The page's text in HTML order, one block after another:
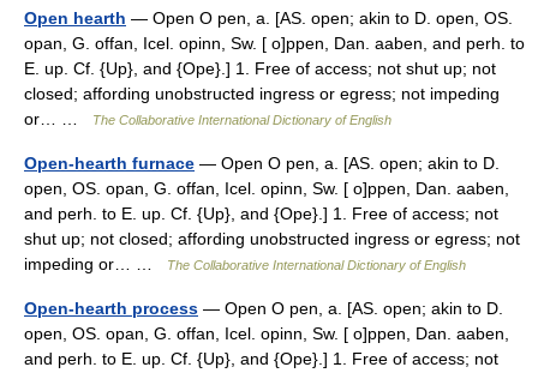
Open hearth — Open O pen, a. [AS. open; akin to D. open, OS.
opan, G. offan, Icel. opinn, Sw. [ o]ppen, Dan. aaben, and perh. to
E. up. Cf. {Up}, and {Ope}.] 1. Free of access; not shut up; not
closed; affording unobstructed ingress or egress; not impeding
or… …
The Collaborative International Dictionary of English
Open-hearth furnace — Open O pen, a. [AS. open; akin to D.
open, OS. opan, G. offan, Icel. opinn, Sw. [ o]ppen, Dan. aaben,
and perh. to E. up. Cf. {Up}, and {Ope}.] 1. Free of access; not
shut up; not closed; affording unobstructed ingress or egress; not
impeding or… …
The Collaborative International Dictionary of English
Open-hearth process — Open O pen, a. [AS. open; akin to D.
open, OS. opan, G. offan, Icel. opinn, Sw. [ o]ppen, Dan. aaben,
and perh. to E. up. Cf. {Up}, and {Ope}.] 1. Free of access; not